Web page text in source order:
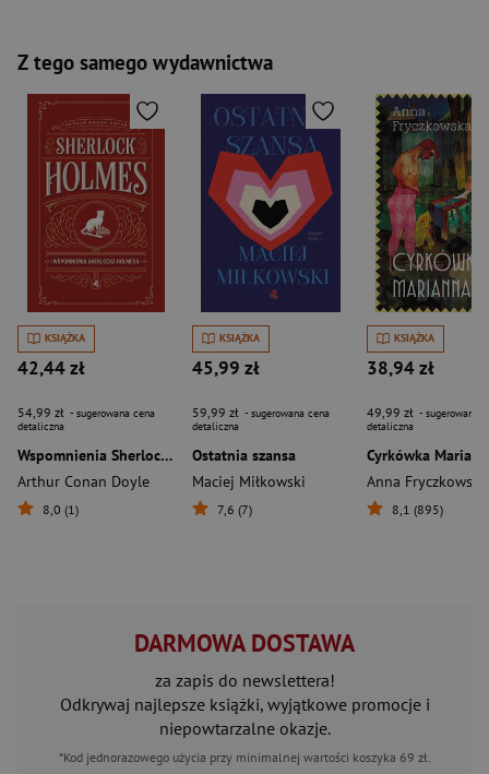
Z tego samego wydawnictwa
KSIĄŻKA
42,44 zł
54,99 zł - sugerowana cena
detaliczna
Wspomnienia Sherlocka Holmesa. Sherlock Holmes
Arthur Conan Doyle
8,0 (1)
KSIĄŻKA
45,99 zł
59,99 zł - sugerowana cena
detaliczna
Ostatnia szansa
Maciej Miłkowski
7,6 (7)
KSIĄŻKA
38,94 zł
49,99 zł - sugerowana
detaliczna
Cyrkówka
Anna Fryczkowska
8,1 (895)
DARMOWA DOSTAWA
za zapis do newslettera!
Odkrywaj najlepsze książki, wyjątkowe promocje i
niepowtarzalne okazje.
*Kod jednorazowego użycia przy minimalnej wartości koszyka 69 zł.